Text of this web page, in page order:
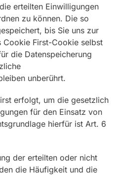
erteilten Einwilligungen
zu können. Die so
bis Sie uns zur
Cookie First-Cookie selbst
die Datenspeicherung
unberührt.
erfolgt, um die gesetzlich
für den Einsatz von
hierfür ist Art. 6
der erteilten oder nicht
die Häufigkeit und die